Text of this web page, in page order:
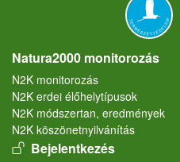
Natura2000 monitorozás
N2K monitorozás
N2K erdei élőhelytípusok
N2K módszertan, eredmények
N2K köszönetnyilvánítás
User account menu
Bejelentkezés